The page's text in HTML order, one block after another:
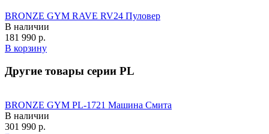
BRONZE GYM RAVE RV24 Пуловер
В наличии
181 990 р.
В корзину
Другие товары серии PL
BRONZE GYM PL-1721 Машина Смита
В наличии
301 990 р.